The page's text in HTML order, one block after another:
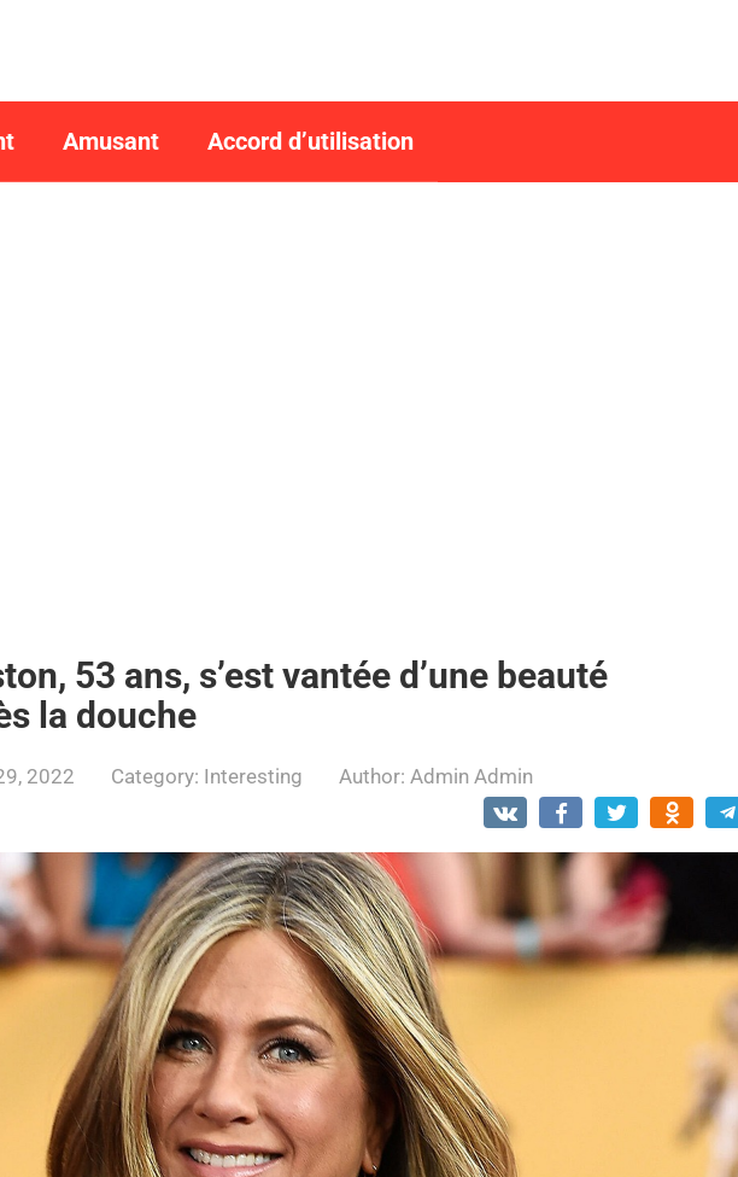
Amusant Accord d’utilisation
53 ans, s’est vantée d’une beauté
la douche
2022 Category: Interesting Author: Admin Admin